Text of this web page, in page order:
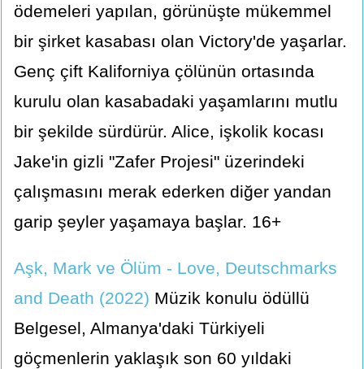
ödemeleri yapılan, görünüşte mükemmel
bir şirket kasabası olan Victory'de yaşarlar.
Genç çift Kaliforniya çölünün ortasında
kurulu olan kasabadaki yaşamlarını mutlu
bir şekilde sürdürür. Alice, işkolik kocası
Jake'in gizli "Zafer Projesi" üzerindeki
çalışmasını merak ederken diğer yandan
garip şeyler yaşamaya başlar. 16+
Aşk, Mark ve Ölüm - Love, Deutschmarks
and Death (2022) Müzik konulu ödüllü
Belgesel, Almanya'daki Türkiyeli
göçmenlerin yaklaşık son 60 yıldaki